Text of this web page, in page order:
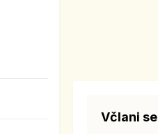
Včlani se